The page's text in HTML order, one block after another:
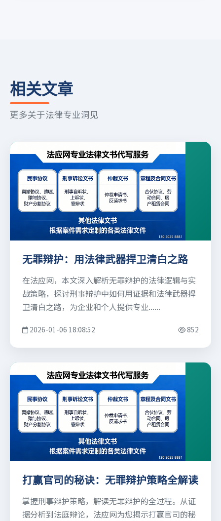
相关文章
更多关于法律专业洞见
无罪辩护：用法律武器捍卫清白之路
在法应网，本文深入解析无罪辩护的法律逻辑与实
战策略，探讨刑事辩护中如何用证据和法律武器捍
卫清白之路，为企业和个人提供专业......
2026-01-06 18:08:52 852
打赢官司的秘诀：无罪辩护策略全解读
掌握刑事辩护策略，解读无罪辩护的全过程。从证
据分析到法庭辩论，法应网为您揭示打赢官司的秘